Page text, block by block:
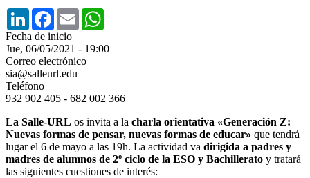
LinkedInFacebook
Email
Fecha de inicio
Jue, 06/05/2021 - 19:00
Correo electrónico
sia@salleurl.edu
Teléfono
932 902 405 - 682 002 366
La Salle-URL os invita a la charla orientativa «Generación Z:
Nuevas formas de pensar, nuevas formas de educar» que tendrá
lugar el 6 de mayo a las 19h. La actividad va dirigida a padres y
madres de alumnos de 2º ciclo de la ESO y Bachillerato y tratará
las siguientes cuestiones de interés: